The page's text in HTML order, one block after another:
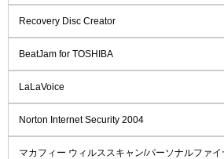
Recovery Disc Creator
BeatJam for TOSHIBA
LaLaVoice
Norton Internet Security 2004
マカフィー ウィルススキャン/パーソナルファ